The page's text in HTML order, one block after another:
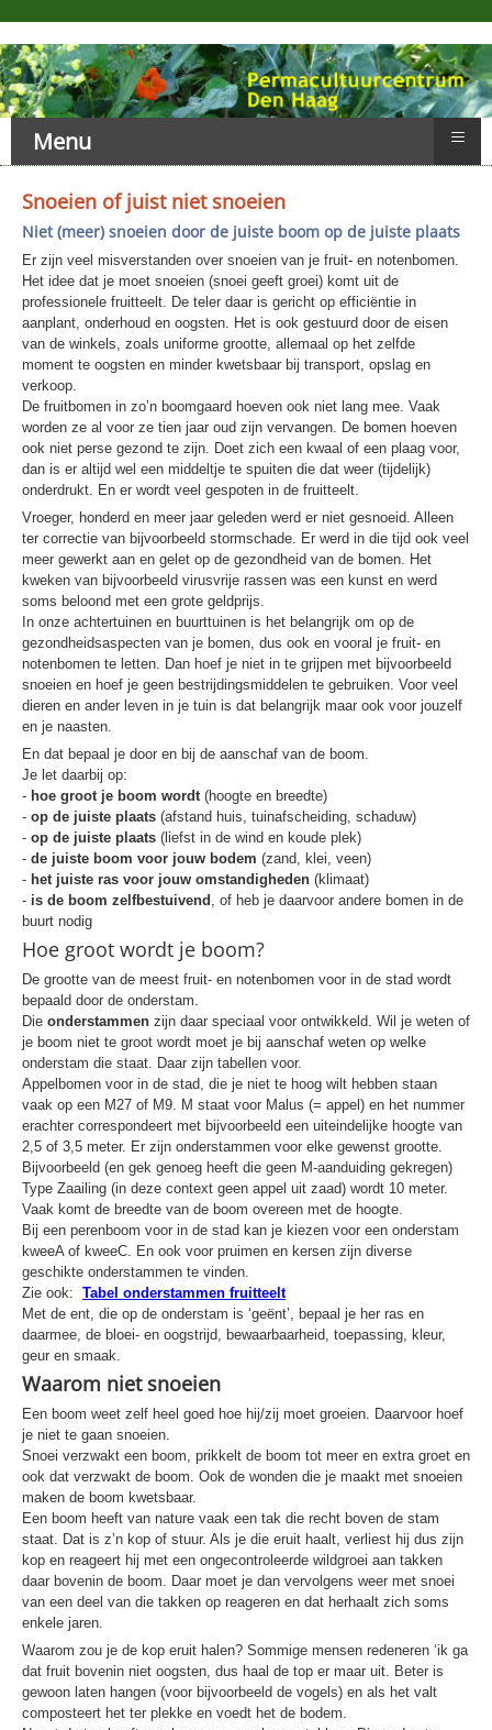
Menu ≡
Snoeien of juist niet snoeien
Niet (meer) snoeien door de juiste boom op de juiste plaats
Er zijn veel misverstanden over snoeien van je fruit- en notenbomen.
Het idee dat je moet snoeien (snoei geeft groei) komt uit de
professionele fruitteelt. De teler daar is gericht op efficiëntie in
aanplant, onderhoud en oogsten. Het is ook gestuurd door de eisen
van de winkels, zoals uniforme grootte, allemaal op het zelfde
moment te oogsten en minder kwetsbaar bij transport, opslag en
verkoop.
De fruitbomen in zo’n boomgaard hoeven ook niet lang mee. Vaak
worden ze al voor ze tien jaar oud zijn vervangen. De bomen hoeven
ook niet perse gezond te zijn. Doet zich een kwaal of een plaag voor,
dan is er altijd wel een middeltje te spuiten die dat weer (tijdelijk)
onderdrukt. En er wordt veel gespoten in de fruitteelt.
Vroeger, honderd en meer jaar geleden werd er niet gesnoeid. Alleen
ter correctie van bijvoorbeeld stormschade. Er werd in die tijd ook veel
meer gewerkt aan en gelet op de gezondheid van de bomen. Het
kweken van bijvoorbeeld virusvrije rassen was een kunst en werd
soms beloond met een grote geldprijs.
In onze achtertuinen en buurttuinen is het belangrijk om op de
gezondheidsaspecten van je bomen, dus ook en vooral je fruit- en
notenbomen te letten. Dan hoef je niet in te grijpen met bijvoorbeeld
snoeien en hoef je geen bestrijdingsmiddelen te gebruiken. Voor veel
dieren en ander leven in je tuin is dat belangrijk maar ook voor jouzelf
en je naasten.
En dat bepaal je door en bij de aanschaf van de boom.
Je let daarbij op:
- hoe groot je boom wordt(hoogte en breedte)
- op de juiste plaats (afstand huis, tuinafscheiding, schaduw)
- op de juiste plaats (liefst in de wind en koude plek)
- de juiste boom voor jouw bodem (zand, klei, veen)
- het juiste ras voor jouw omstandigheden (klimaat)
- is de boom zelfbestuivend , of heb je daarvoor andere bomen in de
buurt nodig
Hoe groot wordt je boom?
De grootte van de meest fruit- en notenbomen voor in de stad wordt
bepaald door de onderstam.
Die onderstammen zijn daar speciaal voor ontwikkeld. Wil je weten of
je boom niet te groot wordt moet je bij aanschaf weten op welke
onderstam die staat. Daar zijn tabellen voor.
Appelbomen voor in de stad, die je niet te hoog wilt hebben staan
vaak op een M27 of M9. M staat voor Malus (= appel) en het nummer
erachter correspondeert met bijvoorbeeld een uiteindelijke hoogte van
2,5 of 3,5 meter. Er zijn onderstammen voor elke gewenst grootte.
Bijvoorbeeld (en gek genoeg heeft die geen M-aanduiding gekregen)
Type Zaailing (in deze context geen appel uit zaad) wordt 10 meter.
Vaak komt de breedte van de boom overeen met de hoogte.
Bij een perenboom voor in de stad kan je kiezen voor een onderstam
kweeA of kweeC. En ook voor pruimen en kersen zijn diverse
geschikte onderstammen te vinden.
Zie ook: Tabel onderstammen fruitteelt
Met de ent, die op de onderstam is ‘geënt’, bepaal je her ras en
daarmee, de bloei- en oogstrijd, bewaarbaarheid, toepassing, kleur,
geur en smaak.
Waarom niet snoeien
Een boom weet zelf heel goed hoe hij/zij moet groeien. Daarvoor hoef
je niet te gaan snoeien.
Snoei verzwakt een boom, prikkelt de boom tot meer en extra groet en
ook dat verzwakt de boom. Ook de wonden die je maakt met snoeien
maken de boom kwetsbaar.
Een boom heeft van nature vaak een tak die recht boven de stam
staat. Dat is z’n kop of stuur. Als je die eruit haalt, verliest hij dus zijn
kop en reageert hij met een ongecontroleerde wildgroei aan takken
daar bovenin de boom. Daar moet je dan vervolgens weer met snoei
van een deel van die takken op reageren en dat herhaalt zich soms
enkele jaren.
Waarom zou je de kop eruit halen? Sommige mensen redeneren ‘ik ga
dat fruit bovenin niet oogsten, dus haal de top er maar uit. Beter is
gewoon laten hangen (voor bijvoorbeeld de vogels) en als het valt
composteert het ter plekke en voedt het de bodem.